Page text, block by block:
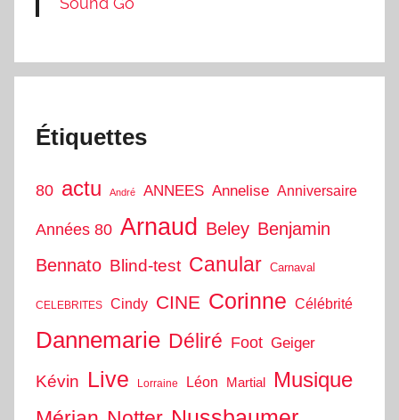
Étiquettes
80 actu André ANNEES Annelise Anniversaire
Années 80 Arnaud Beley Benjamin
Bennato Blind-test Canular Carnaval
CELEBRITES Cindy CINE Corinne Célébrité
Dannemarie Déliré Foot Geiger
Kévin Live Lorraine Léon Martial
Musique